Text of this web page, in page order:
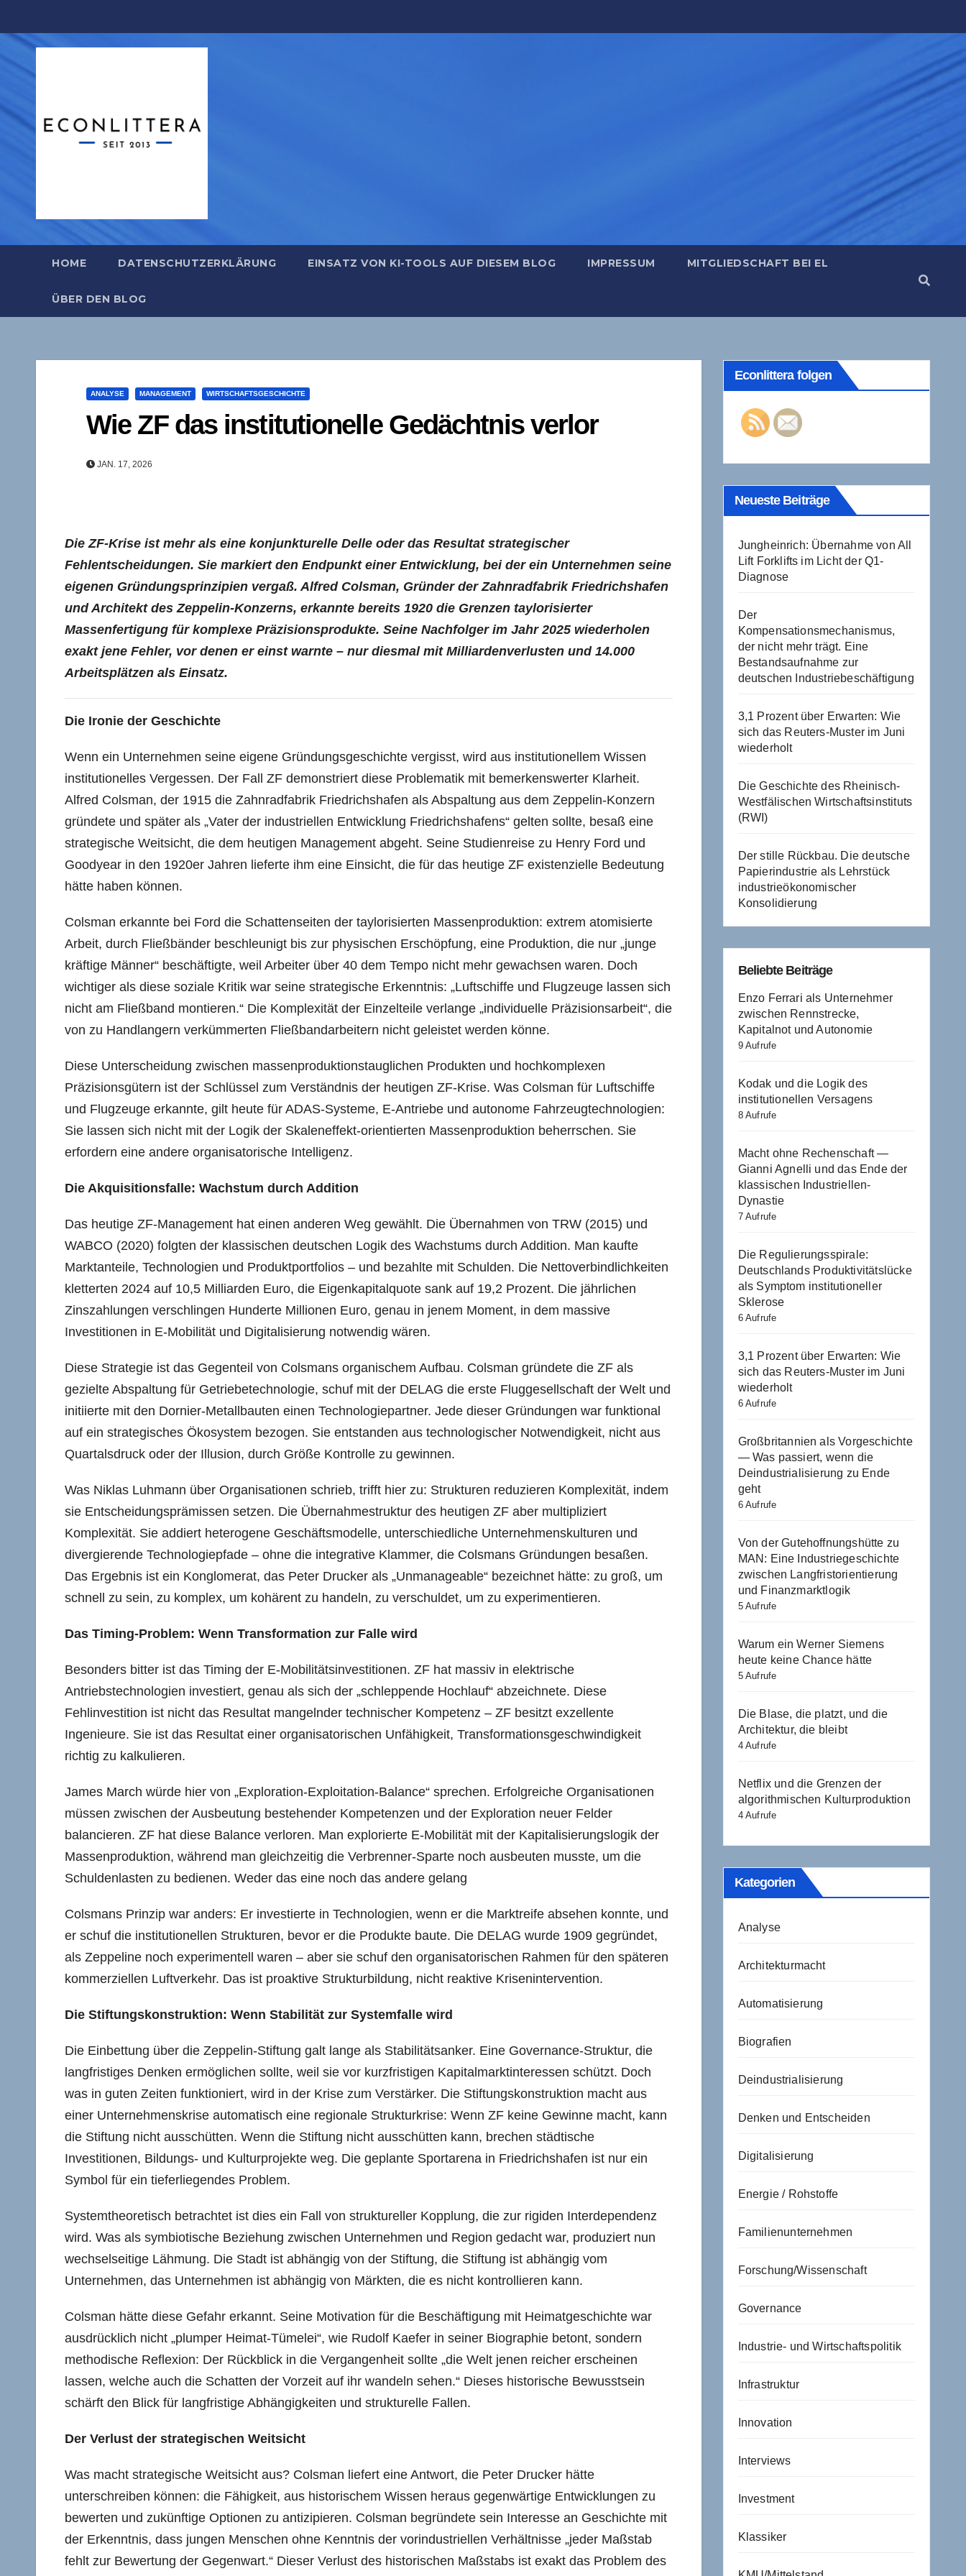
Inhalt
springen
HOME DATENSCHUTZERKLÄRUNG EINSATZ VON KI-TOOLS AUF DIESEM BLOG IMPRESSUM MITGLIEDSCHAFT BEI EL
ÜBER DEN BLOG
ANALYSE MANAGEMENT WIRTSCHAFTSGESCHICHTE
Wie ZF das institutionelle Gedächtnis verlor
JAN. 17, 2026
Die ZF-Krise ist mehr als eine konjunkturelle Delle oder das Resultat strategischer
Fehlentscheidungen. Sie markiert den Endpunkt einer Entwicklung, bei der ein Unternehmen seine
eigenen Gründungsprinzipien vergaß. Alfred Colsman, Gründer der Zahnradfabrik Friedrichshafen
und Architekt des Zeppelin-Konzerns, erkannte bereits 1920 die Grenzen taylorisierter
Massenfertigung für komplexe Präzisionsprodukte. Seine Nachfolger im Jahr 2025 wiederholen
exakt jene Fehler, vor denen er einst warnte – nur diesmal mit Milliardenverlusten und 14.000
Arbeitsplätzen als Einsatz.
Die Ironie der Geschichte
Wenn ein Unternehmen seine eigene Gründungsgeschichte vergisst, wird aus institutionellem Wissen
institutionelles Vergessen. Der Fall ZF demonstriert diese Problematik mit bemerkenswerter Klarheit.
Alfred Colsman, der 1915 die Zahnradfabrik Friedrichshafen als Abspaltung aus dem Zeppelin-Konzern
gründete und später als „Vater der industriellen Entwicklung Friedrichshafens“ gelten sollte, besaß eine
strategische Weitsicht, die dem heutigen Management abgeht. Seine Studienreise zu Henry Ford und
Goodyear in den 1920er Jahren lieferte ihm eine Einsicht, die für das heutige ZF existenzielle Bedeutung
hätte haben können.
Colsman erkannte bei Ford die Schattenseiten der taylorisierten Massenproduktion: extrem atomisierte
Arbeit, durch Fließbänder beschleunigt bis zur physischen Erschöpfung, eine Produktion, die nur „junge
kräftige Männer“ beschäftigte, weil Arbeiter über 40 dem Tempo nicht mehr gewachsen waren. Doch
wichtiger als diese soziale Kritik war seine strategische Erkenntnis: „Luftschiffe und Flugzeuge lassen sich
nicht am Fließband montieren.“ Die Komplexität der Einzelteile verlange „individuelle Präzisionsarbeit“, die
von zu Handlangern verkümmerten Fließbandarbeitern nicht geleistet werden könne.
Diese Unterscheidung zwischen massenproduktionstauglichen Produkten und hochkomplexen
Präzisionsgütern ist der Schlüssel zum Verständnis der heutigen ZF-Krise. Was Colsman für Luftschiffe
und Flugzeuge erkannte, gilt heute für ADAS-Systeme, E-Antriebe und autonome Fahrzeugtechnologien:
Sie lassen sich nicht mit der Logik der Skaleneffekt-orientierten Massenproduktion beherrschen. Sie
erfordern eine andere organisatorische Intelligenz.
Die Akquisitionsfalle: Wachstum durch Addition
Das heutige ZF-Management hat einen anderen Weg gewählt. Die Übernahmen von TRW (2015) und
WABCO (2020) folgten der klassischen deutschen Logik des Wachstums durch Addition. Man kaufte
Marktanteile, Technologien und Produktportfolios – und bezahlte mit Schulden. Die Nettoverbindlichkeiten
kletterten 2024 auf 10,5 Milliarden Euro, die Eigenkapitalquote sank auf 19,2 Prozent. Die jährlichen
Zinszahlungen verschlingen Hunderte Millionen Euro, genau in jenem Moment, in dem massive
Investitionen in E-Mobilität und Digitalisierung notwendig wären.
Diese Strategie ist das Gegenteil von Colsmans organischem Aufbau. Colsman gründete die ZF als
gezielte Abspaltung für Getriebetechnologie, schuf mit der DELAG die erste Fluggesellschaft der Welt und
initiierte mit den Dornier-Metallbauten einen Technologiepartner. Jede dieser Gründungen war funktional
auf ein strategisches Ökosystem bezogen. Sie entstanden aus technologischer Notwendigkeit, nicht aus
Quartalsdruck oder der Illusion, durch Größe Kontrolle zu gewinnen.
Was Niklas Luhmann über Organisationen schrieb, trifft hier zu: Strukturen reduzieren Komplexität, indem
sie Entscheidungsprämissen setzen. Die Übernahmestruktur des heutigen ZF aber multipliziert
Komplexität. Sie addiert heterogene Geschäftsmodelle, unterschiedliche Unternehmenskulturen und
divergierende Technologiepfade – ohne die integrative Klammer, die Colsmans Gründungen besaßen.
Das Ergebnis ist ein Konglomerat, das Peter Drucker als „Unmanageable“ bezeichnet hätte: zu groß, um
schnell zu sein, zu komplex, um kohärent zu handeln, zu verschuldet, um zu experimentieren.
Das Timing-Problem: Wenn Transformation zur Falle wird
Besonders bitter ist das Timing der E-Mobilitätsinvestitionen. ZF hat massiv in elektrische
Antriebstechnologien investiert, genau als sich der „schleppende Hochlauf“ abzeichnete. Diese
Fehlinvestition ist nicht das Resultat mangelnder technischer Kompetenz – ZF besitzt exzellente
Ingenieure. Sie ist das Resultat einer organisatorischen Unfähigkeit, Transformationsgeschwindigkeit
richtig zu kalkulieren.
James March würde hier von „Exploration-Exploitation-Balance“ sprechen. Erfolgreiche Organisationen
müssen zwischen der Ausbeutung bestehender Kompetenzen und der Exploration neuer Felder
balancieren. ZF hat diese Balance verloren. Man explorierte E-Mobilität mit der Kapitalisierungslogik der
Massenproduktion, während man gleichzeitig die Verbrenner-Sparte noch ausbeuten musste, um die
Schuldenlasten zu bedienen. Weder das eine noch das andere gelang
Colsmans Prinzip war anders: Er investierte in Technologien, wenn er die Marktreife absehen konnte, und
er schuf die institutionellen Strukturen, bevor er die Produkte baute. Die DELAG wurde 1909 gegründet,
als Zeppeline noch experimentell waren – aber sie schuf den organisatorischen Rahmen für den späteren
kommerziellen Luftverkehr. Das ist proaktive Strukturbildung, nicht reaktive Krisenintervention.
Die Stiftungskonstruktion: Wenn Stabilität zur Systemfalle wird
Die Einbettung über die Zeppelin-Stiftung galt lange als Stabilitätsanker. Eine Governance-Struktur, die
langfristiges Denken ermöglichen sollte, weil sie vor kurzfristigen Kapitalmarktinteressen schützt. Doch
was in guten Zeiten funktioniert, wird in der Krise zum Verstärker. Die Stiftungskonstruktion macht aus
einer Unternehmenskrise automatisch eine regionale Strukturkrise: Wenn ZF keine Gewinne macht, kann
die Stiftung nicht ausschütten. Wenn die Stiftung nicht ausschütten kann, brechen städtische
Investitionen, Bildungs- und Kulturprojekte weg. Die geplante Sportarena in Friedrichshafen ist nur ein
Symbol für ein tieferliegendes Problem.
Systemtheoretisch betrachtet ist dies ein Fall von struktureller Kopplung, die zur rigiden Interdependenz
wird. Was als symbiotische Beziehung zwischen Unternehmen und Region gedacht war, produziert nun
wechselseitige Lähmung. Die Stadt ist abhängig von der Stiftung, die Stiftung ist abhängig vom
Unternehmen, das Unternehmen ist abhängig von Märkten, die es nicht kontrollieren kann.
Colsman hätte diese Gefahr erkannt. Seine Motivation für die Beschäftigung mit Heimatgeschichte war
ausdrücklich nicht „plumper Heimat-Tümelei“, wie Rudolf Kaefer in seiner Biographie betont, sondern
methodische Reflexion: Der Rückblick in die Vergangenheit sollte „die Welt jenen reicher erscheinen
lassen, welche auch die Schatten der Vorzeit auf ihr wandeln sehen.“ Dieses historische Bewusstsein
schärft den Blick für langfristige Abhängigkeiten und strukturelle Fallen.
Der Verlust der strategischen Weitsicht
Was macht strategische Weitsicht aus? Colsman liefert eine Antwort, die Peter Drucker hätte
unterschreiben können: die Fähigkeit, aus historischem Wissen heraus gegenwärtige Entwicklungen zu
bewerten und zukünftige Optionen zu antizipieren. Colsman begründete sein Interesse an Geschichte mit
der Erkenntnis, dass jungen Menschen ohne Kenntnis der vorindustriellen Verhältnisse „jeder Maßstab
fehlt zur Bewertung der Gegenwart.“ Dieser Verlust des historischen Maßstabs ist exakt das Problem des
Econlittera folgen
Neueste Beiträge
Jungheinrich: Übernahme von All
Lift Forklifts im Licht der Q1-
Diagnose
Der
Kompensationsmechanismus,
der nicht mehr trägt. Eine
Bestandsaufnahme zur
deutschen Industriebeschäftigung
3,1 Prozent über Erwarten: Wie
sich das Reuters-Muster im Juni
wiederholt
Die Geschichte des Rheinisch-
Westfälischen Wirtschaftsinstituts
(RWI)
Der stille Rückbau. Die deutsche
Papierindustrie als Lehrstück
industrieökonomischer
Konsolidierung
Beliebte Beiträge
Enzo Ferrari als Unternehmer
zwischen Rennstrecke,
Kapitalnot und Autonomie
9 Aufrufe
Kodak und die Logik des
institutionellen Versagens
8 Aufrufe
Macht ohne Rechenschaft —
Gianni Agnelli und das Ende der
klassischen Industriellen-
Dynastie
7 Aufrufe
Die Regulierungsspirale:
Deutschlands Produktivitätslücke
als Symptom institutioneller
Sklerose
6 Aufrufe
3,1 Prozent über Erwarten: Wie
sich das Reuters-Muster im Juni
wiederholt
6 Aufrufe
Großbritannien als Vorgeschichte
— Was passiert, wenn die
Deindustrialisierung zu Ende
geht
6 Aufrufe
Von der Gutehoffnungshütte zu
MAN: Eine Industriegeschichte
zwischen Langfristorientierung
und Finanzmarktlogik
5 Aufrufe
Warum ein Werner Siemens
heute keine Chance hätte
5 Aufrufe
Die Blase, die platzt, und die
Architektur, die bleibt
4 Aufrufe
Netflix und die Grenzen der
algorithmischen Kulturproduktion
4 Aufrufe
Kategorien
Analyse
Architekturmacht
Automatisierung
Biografien
Deindustrialisierung
Denken und Entscheiden
Digitalisierung
Energie / Rohstoffe
Familienunternehmen
Forschung/Wissenschaft
Governance
Industrie- und Wirtschaftspolitik
Infrastruktur
Innovation
Interviews
Investment
Klassiker